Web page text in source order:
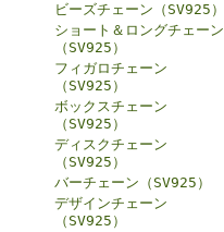
ビーズチェーン（SV925）
ショート＆ロングチェーン
（SV925）
フィガロチェーン
（SV925）
ボックスチェーン
（SV925）
ディスクチェーン
（SV925）
バーチェーン（SV925）
デザインチェーン
（SV925）